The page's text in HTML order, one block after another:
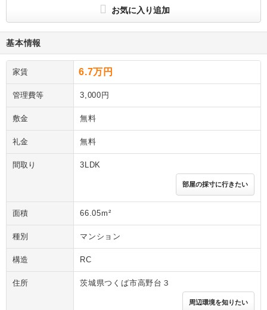
お気に入り追加
基本情報
家賃 6.7万円
管理費等 3,000円
敷金 無料
礼金 無料
間取り 3LDK
部屋の採寸に行きたい
面積 66.05m²
種別 マンション
構造 RC
住所 茨城県つくば市高野台３
周辺環境を知りたい